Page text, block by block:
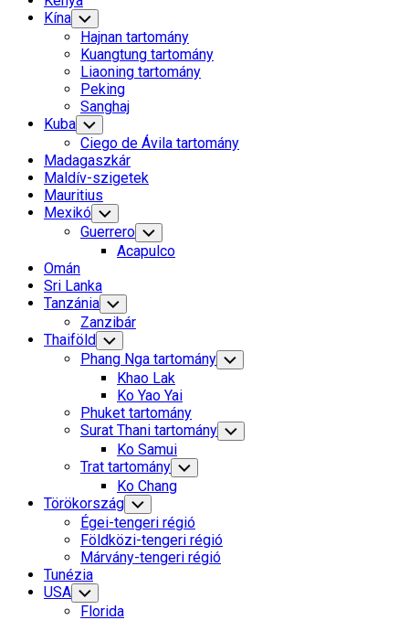
Kína Toggle
Child
Menu
Hajnan tartomány
Kuangtung tartomány
Liaoning tartomány
Peking
Sanghaj
Kuba Toggle
Child
Menu
Ciego de Ávila tartomány
Madagaszkár
Maldív-szigetek
Mauritius
Mexikó Toggle
Child
Menu
Guerrero Toggle
Child
Menu
Acapulco
Omán
Sri Lanka
Tanzánia Toggle
Child
Menu
Zanzibár
Thaiföld Toggle
Child
Menu
Phang Nga tartomány Toggle
Child
Khao Lak
Ko Yao Yai
Phuket tartomány
Surat Thani tartomány Toggle
Child
Ko Samui
Trat tartomány Toggle
Child
Ko Chang
Törökország Toggle
Child
Menu
Égei-tengeri régió
Földközi-tengeri régió
Márvány-tengeri régió
Tunézia
USA Toggle
Child
Florida